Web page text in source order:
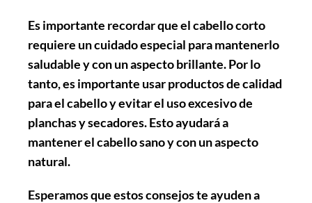
Es importante recordar que el cabello corto
requiere un cuidado especial para mantenerlo
saludable y con un aspecto brillante. Por lo
tanto, es importante usar productos de calidad
para el cabello y evitar el uso excesivo de
planchas y secadores. Esto ayudará a
mantener el cabello sano y con un aspecto
natural.
Esperamos que estos consejos te ayuden a